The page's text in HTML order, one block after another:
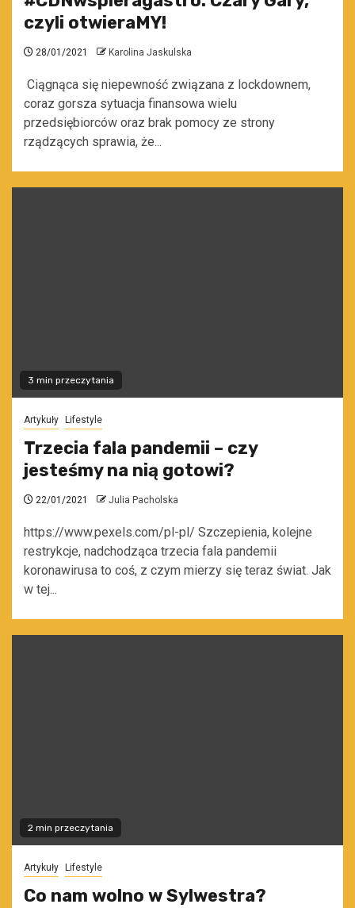
czyli otwieraMY!
28/01/2021 Karolina Jaskulska
Ciągnąca się niepewność związana z lockdownem,
coraz gorsza sytuacja finansowa wielu
przedsiębiorców oraz brak pomocy ze strony
rządzących sprawia, że...
3 min przeczytania
Artykuły Lifestyle
Trzecia fala pandemii – czy
jesteśmy na nią gotowi?
22/01/2021 Julia Pacholska
https://www.pexels.com/pl-pl/ Szczepienia, kolejne
restrykcje, nadchodząca trzecia fala pandemii
koronawirusa to coś, z czym mierzy się teraz świat. Jak
w tej...
2 min przeczytania
Artykuły Lifestyle
Co nam wolno w Sylwestra?